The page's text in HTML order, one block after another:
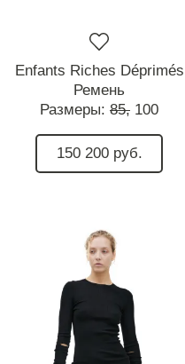
Enfants Riches Déprimés
Ремень
Размеры: 85, 100
150 200 руб.